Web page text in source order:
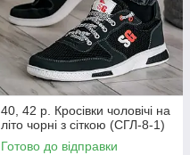
40, 42 р. Кросівки чоловічі на
літо чорні з сіткою (СГЛ-8-1)
Готово до відправки